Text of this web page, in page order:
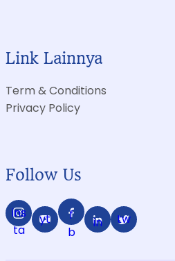
Link Lainnya
Term & Conditions
Privacy Policy
Follow Us
ins
ta
yt
f
b
in tw